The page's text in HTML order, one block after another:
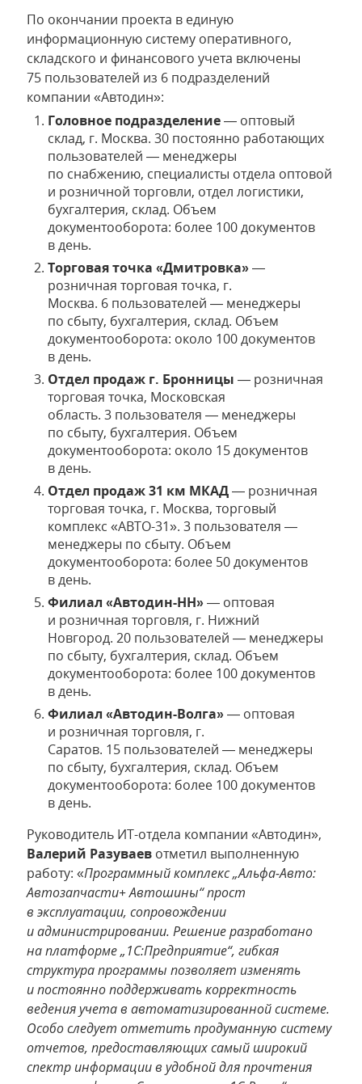
По окончании проекта в единую
информационную систему оперативного,
складского и финансового учета включены
75 пользователей из 6 подразделений
компании «Автодин»:
Головное подразделение— оптовый
склад, г. Москва. 30 постоянно работающих
пользователей — менеджеры
по снабжению, специалисты отдела оптовой
и розничной торговли, отдел логистики,
бухгалтерия, склад. Объем
документооборота: более 100 документов
в день.
Торговая точка «Дмитровка»—
розничная торговая точка, г.
Москва. 6 пользователей — менеджеры
по сбыту, бухгалтерия, склад. Объем
документооборота: около 100 документов
в день.
Отдел продаж г. Бронницы — розничная
торговая точка, Московская
область. 3 пользователя — менеджеры
по сбыту, бухгалтерия. Объем
документооборота: около 15 документов
в день.
Отдел продаж 31 км МКАД— розничная
торговая точка, г. Москва, торговый
комплекс «АВТО-31». 3 пользователя —
менеджеры по сбыту. Объем
документооборота: более 50 документов
в день.
Филиал «Автодин-НН»— оптовая
и розничная торговля, г. Нижний
Новгород. 20 пользователей — менеджеры
по сбыту, бухгалтерия, склад. Объем
документооборота: более 100 документов
в день.
Филиал «Автодин-Волга»— оптовая
и розничная торговля, г.
Саратов. 15 пользователей — менеджеры
по сбыту, бухгалтерия, склад. Объем
документооборота: более 100 документов
в день.
Руководитель ИT-отдела компании «Автодин»,
Валерий Разуваев отметил выполненную
работу: «Программный комплекс „Альфа-Авто:
Автозапчасти+ Автошины“ прост
в эксплуатации, сопровождении
и администрировании. Решение разработано
на платформе „1С:Предприятие“, гибкая
структура программы позволяет изменять
и постоянно поддерживать корректность
ведения учета в автоматизированной системе.
Особо следует отметить продуманную систему
отчетов, предоставляющих самый широкий
спектр информации в удобной для прочтения